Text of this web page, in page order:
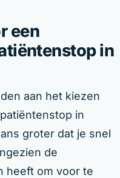
een
in
aan het kiezen
in
groter dat je snel
de
heeft om voor te